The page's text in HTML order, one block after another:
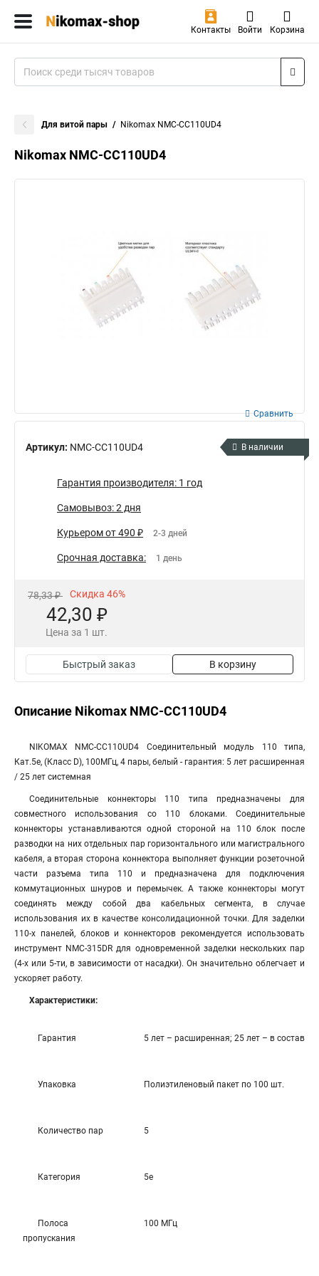
Контакты Войти Корзина
Для витой пары Nikomax NMC-CC110UD4
Nikomax NMC-CC110UD4
Артикул: NMC-CC110UD4
Сравнить
В наличии
Гарантия производителя: 1 год
Самовывоз: 2 дня
Курьером от 490 ₽ 2-3 дней
Срочная доставка: 1 день
78,33 ₽ Скидка 46%
42,30 ₽
Цена за 1 шт.
Быстрый заказ В корзину
Описание Nikomax NMC-CC110UD4
NIKOMAX NMC-CC110UD4 Соединительный модуль 110 типа,
Кат.5е, (Класс D), 100МГц, 4 пары, белый - гарантия: 5 лет расширенная
/ 25 лет системная
Соединительные коннекторы 110 типа предназначены для
совместного использования со 110 блоками. Соединительные
коннекторы устанавливаются одной стороной на 110 блок после
разводки на них отдельных пар горизонтального или магистрального
кабеля, а вторая сторона коннектора выполняет функции розеточной
части разъема типа 110 и предназначена для подключения
коммутационных шнуров и перемычек. А также коннекторы могут
соединять между собой два кабельных сегмента, в случае
использования их в качестве консолидационной точки. Для заделки
110-х панелей, блоков и коннекторов рекомендуется использовать
инструмент NMC-315DR для одновременной заделки нескольких пар
(4-х или 5-ти, в зависимости от насадки). Он значительно облегчает и
ускоряет работу.
Характеристики:
Гарантия 5 лет – расширенная; 25 лет – в составе
Упаковка Полиэтиленовый пакет по 100 шт.
Количество пар 5
Категория 5е
Полоса
пропускания
100 МГц